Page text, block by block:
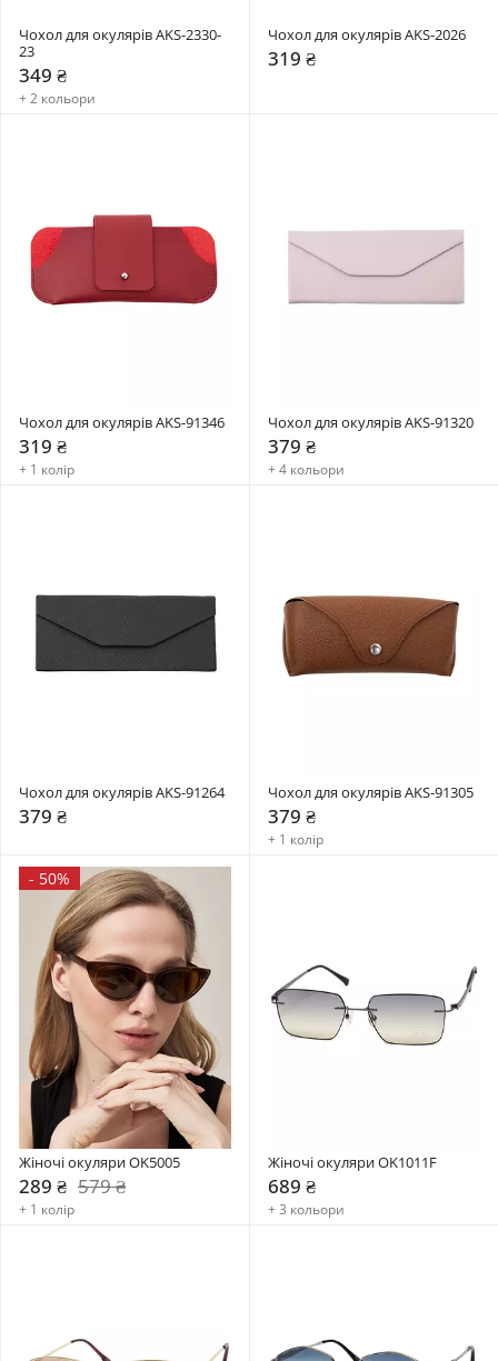
Чохол для окулярів AKS-2330-
23
349 ₴
+ 2 кольори
Чохол для окулярів AKS-2026
319 ₴
Чохол для окулярів AKS-91346
319 ₴
+ 1 колір
Чохол для окулярів AKS-91320
379 ₴
+ 4 кольори
Чохол для окулярів AKS-91264
379 ₴
Чохол для окулярів AKS-91305
379 ₴
+ 1 колір
- 50%
Жіночі окуляри OK5005
289 ₴ 579 ₴
+ 1 колір
Жіночі окуляри OK1011F
689 ₴
+ 3 кольори